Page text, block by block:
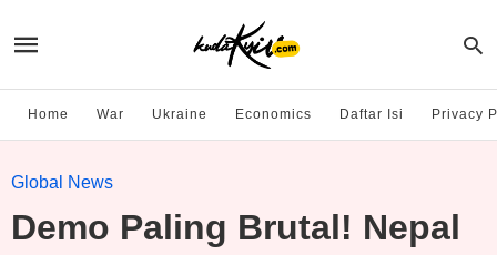
Home War Ukraine Economics Daftar Isi Privacy
Global News
Demo Paling Brutal! Nepal